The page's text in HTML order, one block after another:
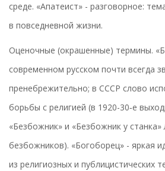
среде. «Апатeист» - разговорное:
в повседневной жизни.
Оценочные (окрашенные) термины.
современном русском почти всегда
пренебрежительно; в СССР слово
борьбы с религией (в 1920-30‑е
«Безбожник» и «Безбожник у
безбожников). «Богоборец» - яркая
из религиозных и публицистических